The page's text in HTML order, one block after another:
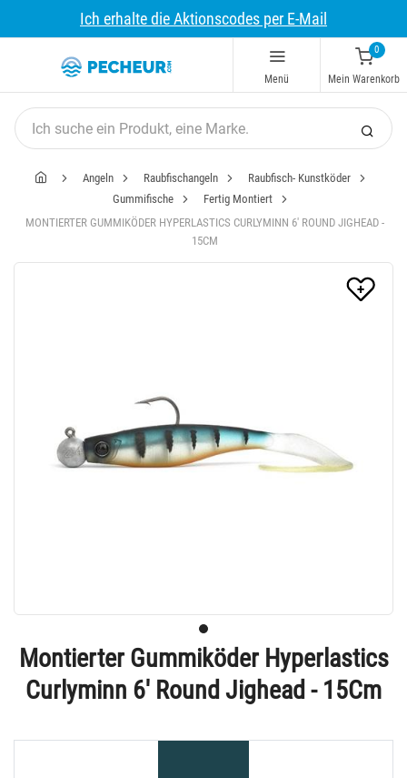
Ich erhalte die Aktionscodes per E-Mail
Menü
0
Mein Warenkorb
Angeln Raubfischangeln
Raubfisch- Kunstköder
Gummifische
Fertig Montiert
MONTIERTER GUMMIKÖDER HYPERLASTICS CURLYMINN 6' ROUND JIGHEAD -
15CM
Montierter Gummiköder Hyperlastics
Curlyminn 6' Round Jighead - 15Cm